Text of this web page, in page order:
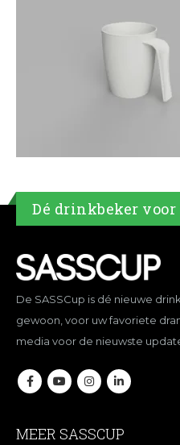
Dé drinkbeker
De SASSCup is dé nieuwe
gewoon, voor uw favoriete
media voor de nieuwste
MEER SASSCUP